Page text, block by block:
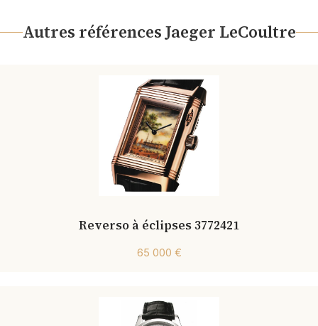
Autres références Jaeger LeCoultre
Reverso à éclipses 3772421
65 000 €